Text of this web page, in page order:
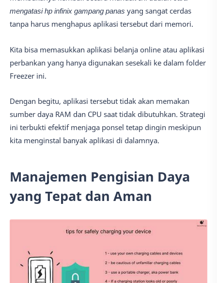
mengatasi hp infinix gampang panas yang sangat cerdas
tanpa harus menghapus aplikasi tersebut dari memori.
Kita bisa memasukkan aplikasi belanja online atau aplikasi
perbankan yang hanya digunakan sesekali ke dalam folder
Freezer ini.
Dengan begitu, aplikasi tersebut tidak akan memakan
sumber daya RAM dan CPU saat tidak dibutuhkan. Strategi
ini terbukti efektif menjaga ponsel tetap dingin meskipun
kita menginstal banyak aplikasi di dalamnya.
Manajemen Pengisian Daya
yang Tepat dan Aman